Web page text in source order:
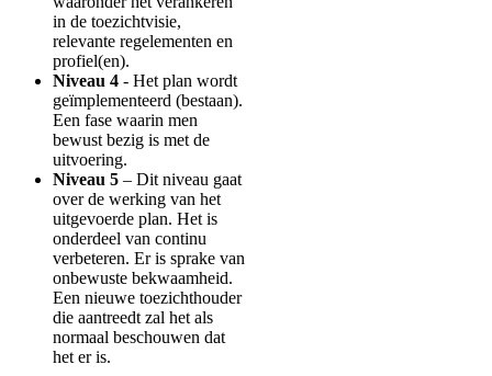
in de toezichtvisie,
relevante regelementen en
profiel(en).
Niveau 4 - Het plan wordt
geïmplementeerd (bestaan).
Een fase waarin men
bewust bezig is met de
uitvoering.
Niveau 5 – Dit niveau gaat
over de werking van het
uitgevoerde plan. Het is
onderdeel van continu
verbeteren. Er is sprake van
onbewuste bekwaamheid.
Een nieuwe toezichthouder
die aantreedt zal het als
normaal beschouwen dat
het er is.